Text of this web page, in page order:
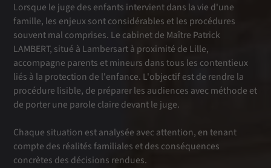
Lorsque le juge des enfants intervient dans la vie d'une
famille, les enjeux sont considérables et les procédures
souvent mal comprises. Le cabinet de Maître Patrick
LAMBERT, situé à Lambersart à proximité de Lille,
accompagne parents et mineurs dans tous les contentieux
liés à la protection de l'enfance. L'objectif est de rendre la
procédure lisible, de préparer les audiences avec méthode et
de porter une parole claire devant le juge.
Chaque situation est analysée avec attention, en tenant
compte des réalités familiales et des conséquences
concrètes des décisions rendues.​